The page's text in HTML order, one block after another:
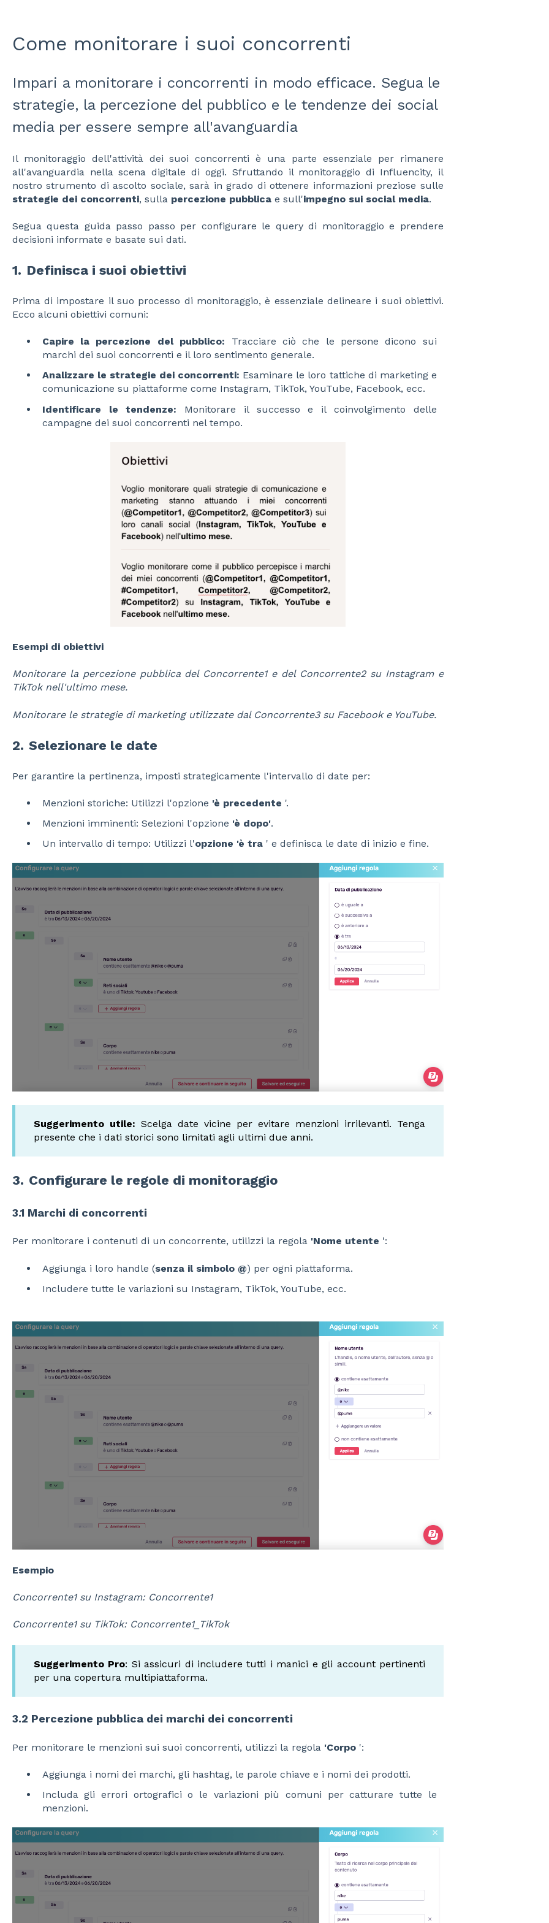
Come monitorare i suoi concorrenti
Impari a monitorare i concorrenti in modo efficace. Segua le
strategie, la percezione del pubblico e le tendenze dei social
media per essere sempre all'avanguardia
Il monitoraggio dell'attività dei suoi concorrenti è una parte essenziale per rimanere
all'avanguardia nella scena digitale di oggi. Sfruttando il monitoraggio di Influencity, il
nostro strumento di ascolto sociale, sarà in grado di ottenere informazioni preziose sulle
strategie dei concorrenti, sulla percezione pubblicae sull'impegno sui social media.
Segua questa guida passo passo per configurare le query di monitoraggio e prendere
decisioni informate e basate sui dati.
1. Definisca i suoi obiettivi
Prima di impostare il suo processo di monitoraggio, è essenziale delineare i suoi obiettivi.
Ecco alcuni obiettivi comuni:
Capire la percezione del pubblico: Tracciare ciò che le persone dicono sui
marchi dei suoi concorrenti e il loro sentimento generale.
Analizzare le strategie dei concorrenti: Esaminare le loro tattiche di marketing e
comunicazione su piattaforme come Instagram, TikTok, YouTube, Facebook, ecc.
Identificare le tendenze: Monitorare il successo e il coinvolgimento delle
campagne dei suoi concorrenti nel tempo.
Esempi di obiettivi
Monitorare la percezione pubblica del Concorrente1 e del Concorrente2 su Instagram e
TikTok nell'ultimo mese.
Monitorare le strategie di marketing utilizzate dal Concorrente3 su Facebook e YouTube.
2. Selezionare le date
Per garantire la pertinenza, imposti strategicamente l'intervallo di date per:
Menzioni storiche: Utilizzi l'opzione 'è precedente '.
Menzioni imminenti: Selezioni l'opzione 'è dopo'.
Un intervallo di tempo: Utilizzi l'opzione 'è tra' e definisca le date di inizio e fine.
Suggerimento utile: Scelga date vicine per evitare menzioni irrilevanti. Tenga
presente che i dati storici sono limitati agli ultimi due anni.
3. Configurare le regole di monitoraggio
3.1 Marchi di concorrenti
Per monitorare i contenuti di un concorrente, utilizzi la regola 'Nome utente ':
Aggiunga i loro handle (senza il simbolo @) per ogni piattaforma.
Includere tutte le variazioni su Instagram, TikTok, YouTube, ecc.
Esempio
Concorrente1 su Instagram: Concorrente1
Concorrente1 su TikTok: Concorrente1_TikTok
Suggerimento Pro: Si assicuri di includere tutti i manici e gli account pertinenti
per una copertura multipiattaforma.
3.2 Percezione pubblica dei marchi dei concorrenti
Per monitorare le menzioni sui suoi concorrenti, utilizzi la regola 'Corpo':
Aggiunga i nomi dei marchi, gli hashtag, le parole chiave e i nomi dei prodotti.
Includa gli errori ortografici o le variazioni più comuni per catturare tutte le
menzioni.